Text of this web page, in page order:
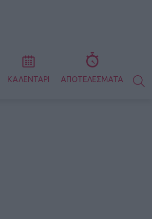
ΚΑΛΕΝΤΑΡΙ ΑΠΟΤΕΛΕΣΜΑΤΑ